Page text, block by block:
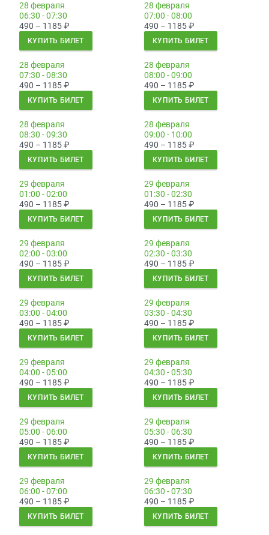
28 февраля
06:30 - 07:30
490 – 1185₽
КУПИТЬ БИЛЕТ
28 февраля
07:00 - 08:00
490 – 1185₽
КУПИТЬ БИЛЕТ
28 февраля
07:30 - 08:30
490 – 1185₽
КУПИТЬ БИЛЕТ
28 февраля
08:00 - 09:00
490 – 1185₽
КУПИТЬ БИЛЕТ
28 февраля
08:30 - 09:30
490 – 1185₽
КУПИТЬ БИЛЕТ
28 февраля
09:00 - 10:00
490 – 1185₽
КУПИТЬ БИЛЕТ
29 февраля
01:00 - 02:00
490 – 1185₽
КУПИТЬ БИЛЕТ
29 февраля
01:30 - 02:30
490 – 1185₽
КУПИТЬ БИЛЕТ
29 февраля
02:00 - 03:00
490 – 1185₽
КУПИТЬ БИЛЕТ
29 февраля
02:30 - 03:30
490 – 1185₽
КУПИТЬ БИЛЕТ
29 февраля
03:00 - 04:00
490 – 1185₽
КУПИТЬ БИЛЕТ
29 февраля
03:30 - 04:30
490 – 1185₽
КУПИТЬ БИЛЕТ
29 февраля
04:00 - 05:00
490 – 1185₽
КУПИТЬ БИЛЕТ
29 февраля
04:30 - 05:30
490 – 1185₽
КУПИТЬ БИЛЕТ
29 февраля
05:00 - 06:00
490 – 1185₽
КУПИТЬ БИЛЕТ
29 февраля
05:30 - 06:30
490 – 1185₽
КУПИТЬ БИЛЕТ
29 февраля
06:00 - 07:00
490 – 1185₽
КУПИТЬ БИЛЕТ
29 февраля
06:30 - 07:30
490 – 1185₽
КУПИТЬ БИЛЕТ